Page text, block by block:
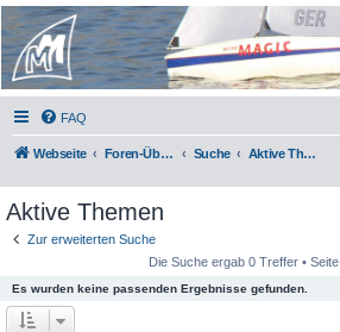
Micro Magic Forum
Deutschland
FAQ
Webseite Foren-Übersicht Suche Aktive Themen
Aktive Themen
Zur erweiterten Suche
Die Suche ergab 0 Treffer • Seite
Es wurden keine passenden Ergebnisse gefunden.